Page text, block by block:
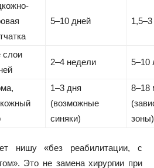
5–10 дней 1,5–3
слои
2–4 недели 5–10
1–3 дня
(возможные
синяки)
8–18
зоны)
нишу «без реабилитации, с
Это не замена хирургии при